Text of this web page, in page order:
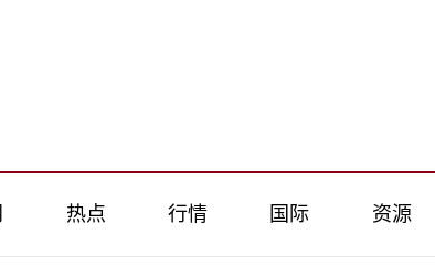
热点 行情 国际 资源